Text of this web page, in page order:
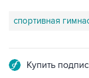
спортивная
Купить